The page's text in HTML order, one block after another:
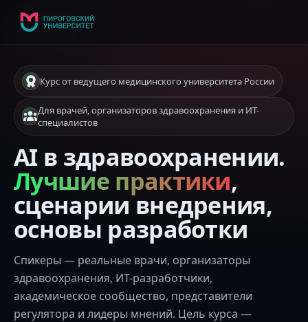
Курс от ведущего медицинского университета России
Для врачей, организаторов здравоохранения и ИТ-
специалистов
AI в здравоохранении.
Лучшие практики,
сценарии внедрения,
основы разработки
Спикеры — реальные врачи, организаторы
здравоохранения, ИТ-разработчики,
академическое сообщество, представители
регулятора и лидеры мнений. Цель курса —